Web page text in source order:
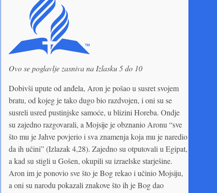
Ovo se poglavlje zasniva na Izlasku 5 do 10
Dobivši upute od anđela, Aron je pošao u susret svojem
bratu, od kojeg je tako dugo bio razdvojen, i oni su se
susreli usred pustinjske samoće, u blizini Horeba. Ondje
su zajedno razgovarali, a Mojsije je obznanio Aronu “sve
što mu je Jahve povjerio i sva znamenja koja mu je naredio
da ih učini” (Izlazak 4,28). Zajedno su otputovali u Egipat,
a kad su stigli u Gošen, okupili su izraelske starješine.
Aron im je ponovio sve što je Bog rekao i učinio Mojsiju,
a oni su narodu pokazali znakove što ih je Bog dao